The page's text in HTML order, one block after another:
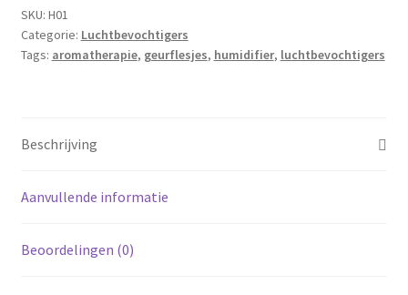
-
Met
16
7
Ledverlichting
Luchtbevochtiger
SKU: H01
Categorie: Luchtbevochtigers
Tags: aromatherapie, geurflesjes, humidifier, luchtbevochtigers
Beschrijving
Aanvullende informatie
Beoordelingen (0)